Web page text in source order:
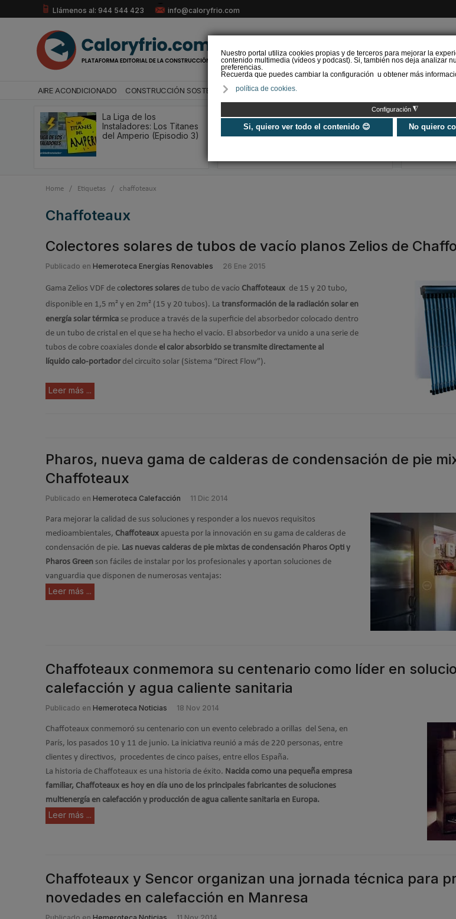
Nuestro portal utiliza cookies propias y de terceros para mejorar la
contenido multimedia (vídeos y podcast). Si, también nos deja analizar
preferencias.
Recuerda que puedes cambiar la configuración u obtener más
política de cookies.
Configuración ◮
Si, quiero ver todo el contenido 😊 No quiero
Llámenos al: 944 544 423 info@caloryfrio.com
AIRE ACONDICIONADO CONSTRUCCIÓN SOSTENIBLE ENERGÍAS RENOVABLES
La Liga de los
Instaladores: Los Titanes
del Amperio (Episodio 3)
Universo Aniversario - Un
año, muchos momentos
Home / Etiquetas / chaffoteaux
chaffoteaux
Colectores solares de tubos de vacío planos Zelios de
Publicado en Hemeroteca Energías Renovables 26 Ene 2015
Gama Zelios VDF de colectores solares de tubo de vacío Chaffoteaux de 15 y 20 tubo,
disponible en 1,5 m² y en 2m² (15 y 20 tubos). La transformación de la radiación solar en
energía solar térmica se produce a través de la superficie del absorbedor colocado dentro
de un tubo de cristal en el que se ha hecho el vacío. El absorbedor va unido a una serie de
tubos de cobre coaxiales donde el calor absorbido se transmite directamente al
líquido calo-portador del circuito solar (Sistema “Direct Flow”).
Leer más ...
Pharos, nueva gama de calderas de condensación de pie
Chaffoteaux
Publicado en Hemeroteca Calefacción 11 Dic 2014
Para mejorar la calidad de sus soluciones y responder a los nuevos requisitos
medioambientales, Chaffoteaux apuesta por la innovación en su gama de calderas de
condensación de pie. Las nuevas calderas de pie mixtas de condensación Pharos Opti y
Pharos Green son fáciles de instalar por los profesionales y aportan soluciones de
vanguardia que disponen de numerosas ventajas:
Leer más ...
Chaffoteaux conmemora su centenario como líder en
calefacción y agua caliente sanitaria
Publicado en Hemeroteca Noticias 18 Nov 2014
Chaffoteaux conmemoró su centenario con un evento celebrado a orillas del Sena, en
París, los pasados 10 y 11 de junio. La iniciativa reunió a más de 220 personas, entre
clientes y directivos, procedentes de cinco países, entre ellos España.
La historia de Chaffoteaux es una historia de éxito. Nacida como una pequeña empresa
familiar, Chaffoteaux es hoy en día uno de los principales fabricantes de soluciones
multienergía en calefacción y producción de agua caliente sanitaria en Europa.
Leer más ...
Chaffoteaux y Sencor organizan una jornada técnica para
novedades en calefacción en Manresa
Publicado en Hemeroteca Noticias 11 Nov 2014